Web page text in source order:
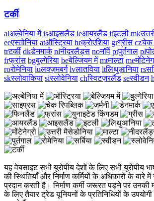
टर्की
alअल्बेनिया में isआइसलैंड ieआयरलैंड itइटली mk
eeएस्तोनिया atऑस्ट्रिया hrक्रोएशिया grग्रीस czचेक
trटर्की dkडेनमार्क nlनीदरलैंड्स noनॉर्वे ptपुर्तगाल pl
frफ्रांस bgबुल्गेरिया beबेल्जियम में mtमाल्टा me
roरोमेनिया luलक्ज़मबर्ग lvलातविया ltलिथुआनिया rs
skस्लोवाकिया siस्लोवेनिया chस्विटज़रलैंड seस्वीडन
यह वेबसाइट सभी यूरोपीय देशों के लिए सभी यूरोपीय
की स्थितियाँ और निर्माण कर्मियों के अधिकारों के बारे में
प्रदान करती है। निर्माण कर्मी जरूरत पड़ने पर
के लिए तैयार ट्रेड यूनियनों के प्रतिनिधियों के